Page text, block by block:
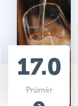
17.0
Průměr